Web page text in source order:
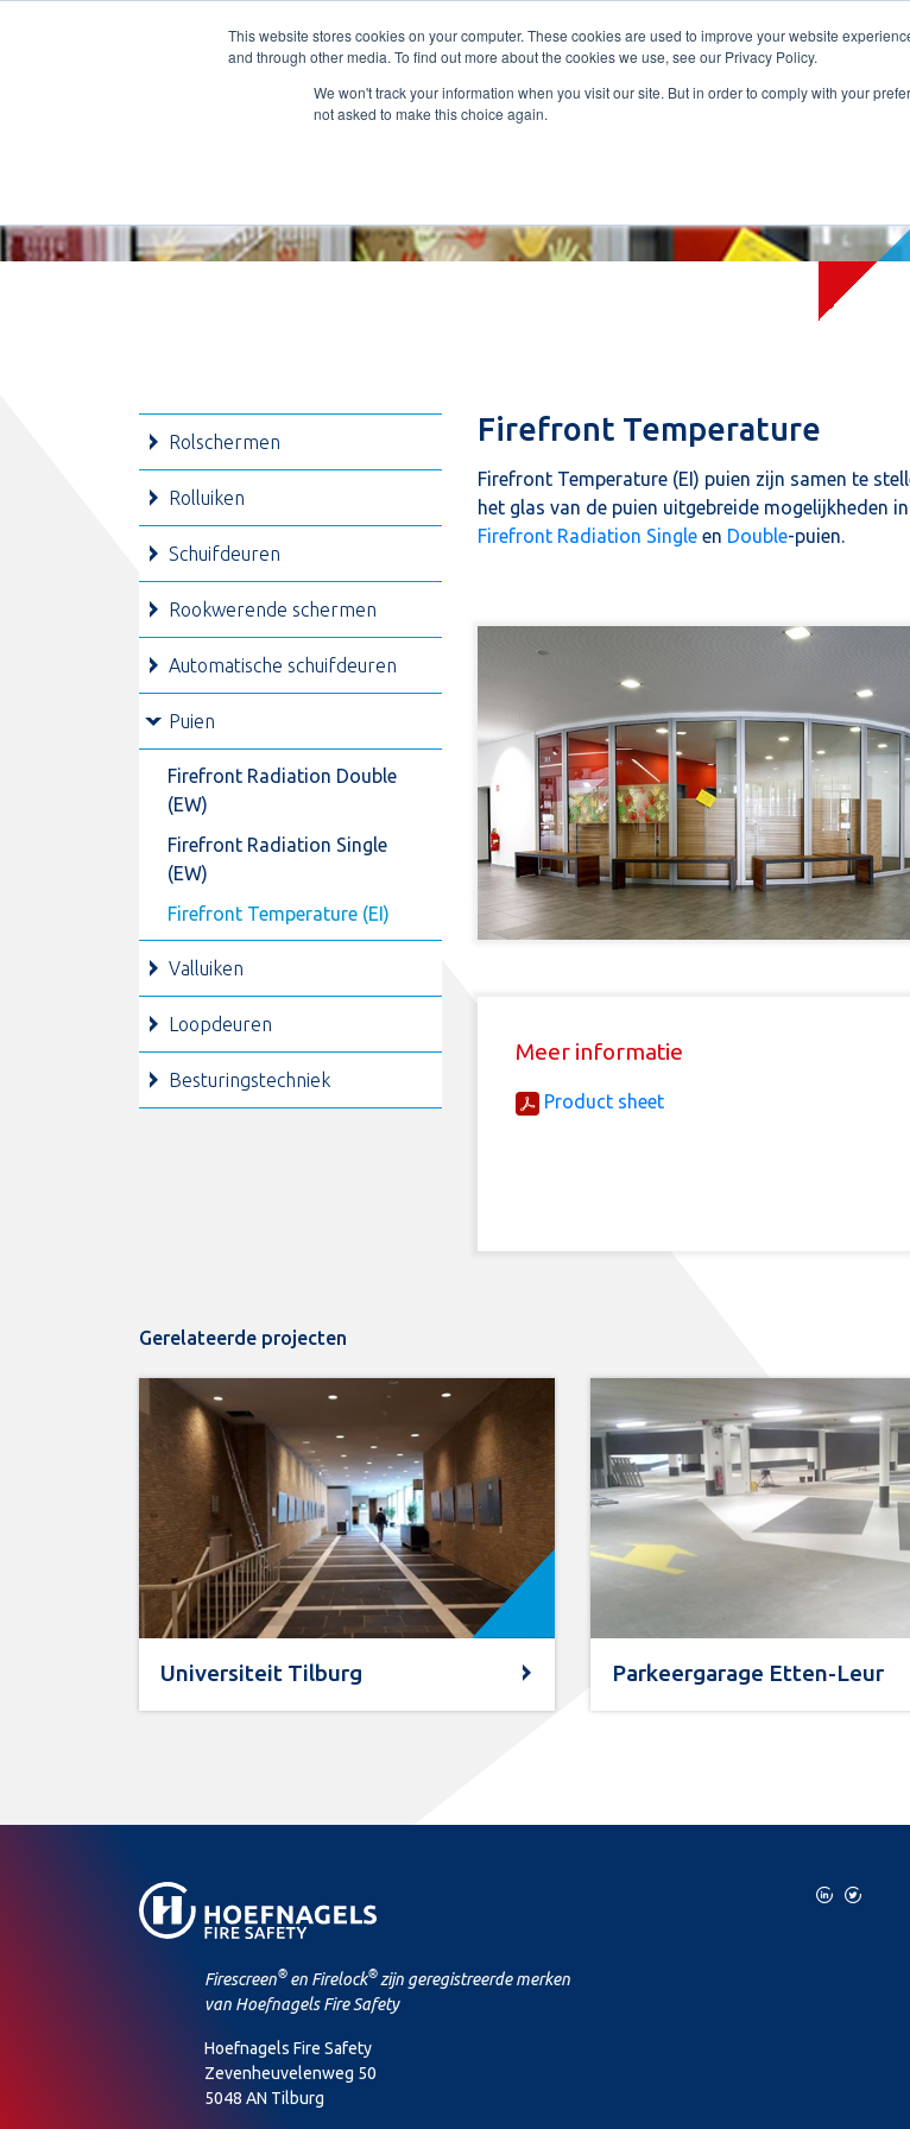
This website stores cookies on your computer. These cookies are used to improve your website
and through other media. To find out more about the cookies we use, see our Privacy Policy.
We won't track your information when you visit our site. But in order to comply with your
not asked to make this choice again.
ADVIES PRODUCTEN SERVICES REFERENTIES
Rolschermen
Rolluiken
Schuifdeuren
Rookwerende schermen
Automatische schuifdeuren
Puien
Firefront Radiation Double
(EW)
Firefront Radiation Single
(EW)
Firefront Temperature (EI)
Valluiken
Loopdeuren
Besturingstechniek
Firefront Temperature
Firefront Temperature (EI) puien zijn samen te
het glas van de puien uitgebreide mogelijkheden
Firefront Radiation Single en Double-puien.
Meer informatie
Product sheet
Gerelateerde projecten
Universiteit Tilburg Parkeergarage Etten-Leur
Firescreen® en Firelock® zijn geregistreerde merken
van Hoefnagels Fire Safety
Hoefnagels Fire Safety
Zevenheuvelenweg 50
5048 AN Tilburg
L T